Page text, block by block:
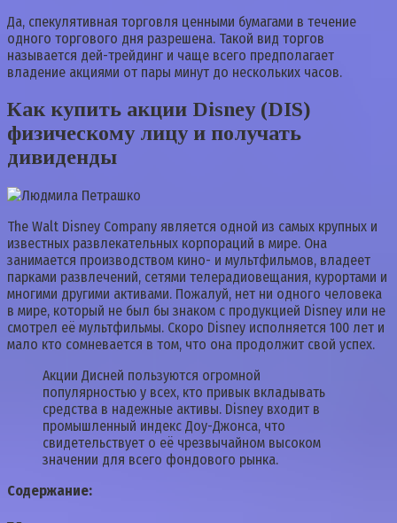
Да, спекулятивная торговля ценными бумагами в течение
одного торгового дня разрешена. Такой вид торгов
называется дей-трейдинг и чаще всего предполагает
владение акциями от пары минут до нескольких часов.
Как купить акции Disney (DIS)
физическому лицу и получать
дивиденды
The Walt Disney Company является одной из самых крупных и
известных развлекательных корпораций в мире. Она
занимается производством кино- и мультфильмов, владеет
парками развлечений, сетями телерадиовещания, курортами и
многими другими активами. Пожалуй, нет ни одного человека
в мире, который не был бы знаком с продукцией Disney или не
смотрел её мультфильмы. Скоро Disney исполняется 100 лет и
мало кто сомневается в том, что она продолжит свой успех.
Акции Дисней пользуются огромной
популярностью у всех, кто привык вкладывать
средства в надежные активы. Disney входит в
промышленный индекс Доу-Джонса, что
свидетельствует о её чрезвычайном высоком
значении для всего фондового рынка.
Содержание: